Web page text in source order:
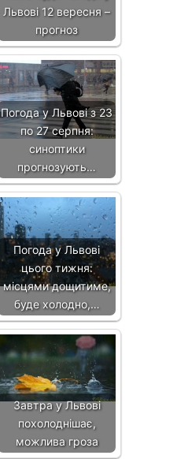
Львові 12 вересня –
прогноз
Погода у Львові з 23
по 27 серпня:
синоптики
прогнозують…
Погода у Львові
цього тижня:
місцями дощитиме,
буде холодно,…
Завтра у Львові
похолоднішає,
можлива гроза